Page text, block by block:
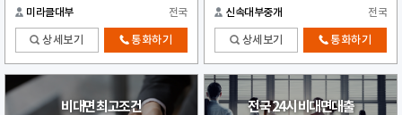
미라클대부 전국
상세보기 통화하기
신속대부중개 전국
상세보기 통화하기
비대면 최고조건 전국 24시 비대면대출